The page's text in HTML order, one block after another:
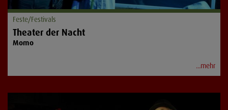
Feste/Festivals
Theater der Nacht
Momo
...mehr